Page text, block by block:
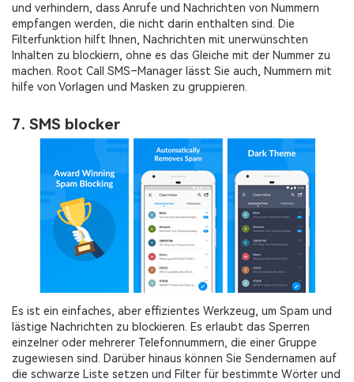
und verhindern, dass Anrufe und Nachrichten von Nummern
empfangen werden, die nicht darin enthalten sind. Die
Filterfunktion hilft Ihnen, Nachrichten mit unerwünschten
Inhalten zu blockiern, ohne es das Gleiche mit der Nummer zu
machen. Root Call SMS–Manager lässt Sie auch, Nummern mit
hilfe von Vorlagen und Masken zu gruppieren.
7. SMS blocker
Es ist ein einfaches, aber effizientes Werkzeug, um Spam und
lästige Nachrichten zu blockieren. Es erlaubt das Sperren
einzelner oder mehrerer Telefonnummern, die einer Gruppe
zugewiesen sind. Darüber hinaus können Sie Sendernamen auf
die schwarze Liste setzen und Filter für bestimmte Wörter und